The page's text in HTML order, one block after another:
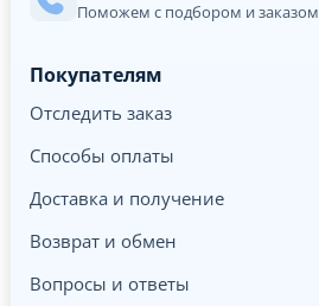
Поможем с подбором и заказом
Покупателям
Отследить заказ
Способы оплаты
Доставка и получение
Возврат и обмен
Вопросы и ответы